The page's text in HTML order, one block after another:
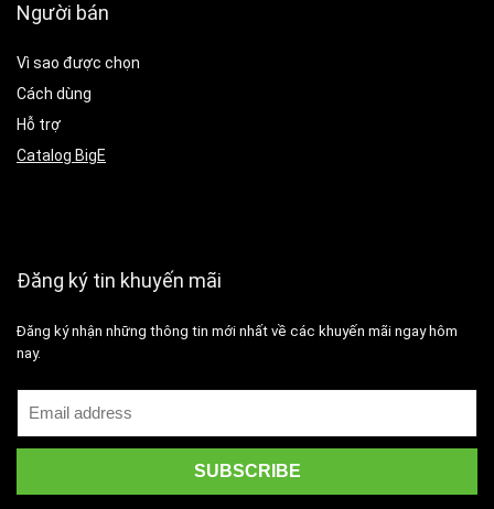
Người bán
Vì sao được chọn
Cách dùng
Hỗ trợ
Catalog BigE
Đăng ký tin khuyến mãi
Đăng ký nhận những thông tin mới nhất về các khuyến mãi ngay hôm
nay.